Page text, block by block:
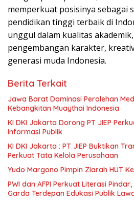
memperkuat posisinya sebagai
pendidikan tinggi terbaik di
unggul dalam kualitas
pengembangan karakter,
generasi muda Indonesia.
Berita Terkait
Jawa Barat Dominasi Perolehan
Kebangkitan Muaythai Indonesia
KI DKI Jakarta Dorong PT JIEP
Informasi Publik
KI DKI Jakarta : PT JIEP Buktikan
Perkuat Tata Kelola Perusahaan
Yudo Margono Pimpin Ziarah HUT
PWI dan AFPI Perkuat Literasi
Garda Terdepan Edukasi Publik